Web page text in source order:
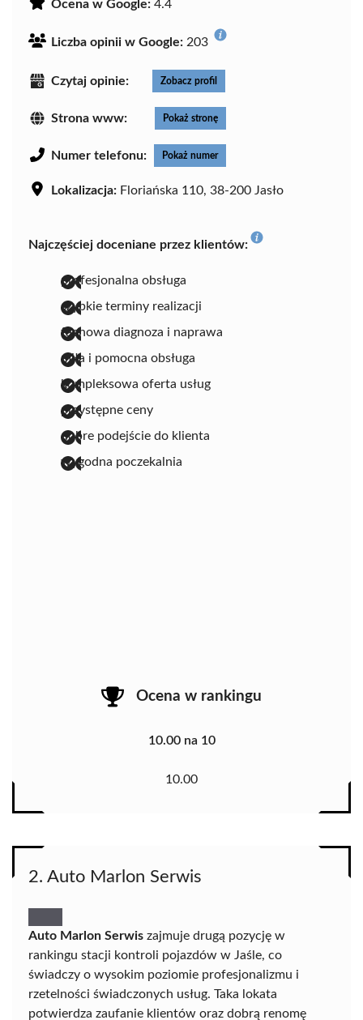
Ocena w Google: 4.4
Liczba opinii w Google: 203
Czytaj opinie: Zobacz profil
Strona www: Pokaż stronę
Numer telefonu: Pokaż numer
Lokalizacja: Floriańska 110, 38-200 Jasło
Najczęściej doceniane przez klientów:
profesjonalna obsługa
szybkie terminy realizacji
fachowa diagnoza i naprawa
miła i pomocna obsługa
kompleksowa oferta usług
przystępne ceny
dobre podejście do klienta
wygodna poczekalnia
Ocena w rankingu
10.00 na 10
10.00
2. Auto Marlon Serwis
Auto Marlon Serwis zajmuje drugą pozycję w
rankingu stacji kontroli pojazdów w Jaśle, co
świadczy o wysokim poziomie profesjonalizmu i
rzetelności świadczonych usług. Taka lokata
potwierdza zaufanie klientów oraz dobrą renomę